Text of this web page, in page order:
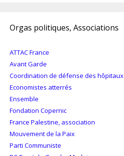
Orgas politiques, Associations
ATTAC France
Avant Garde
Coordination de défense des hôpitaux
Economistes atterrés
Ensemble
Fondation Copernic
France Palestine, association
Mouvement de la Paix
Parti Communiste